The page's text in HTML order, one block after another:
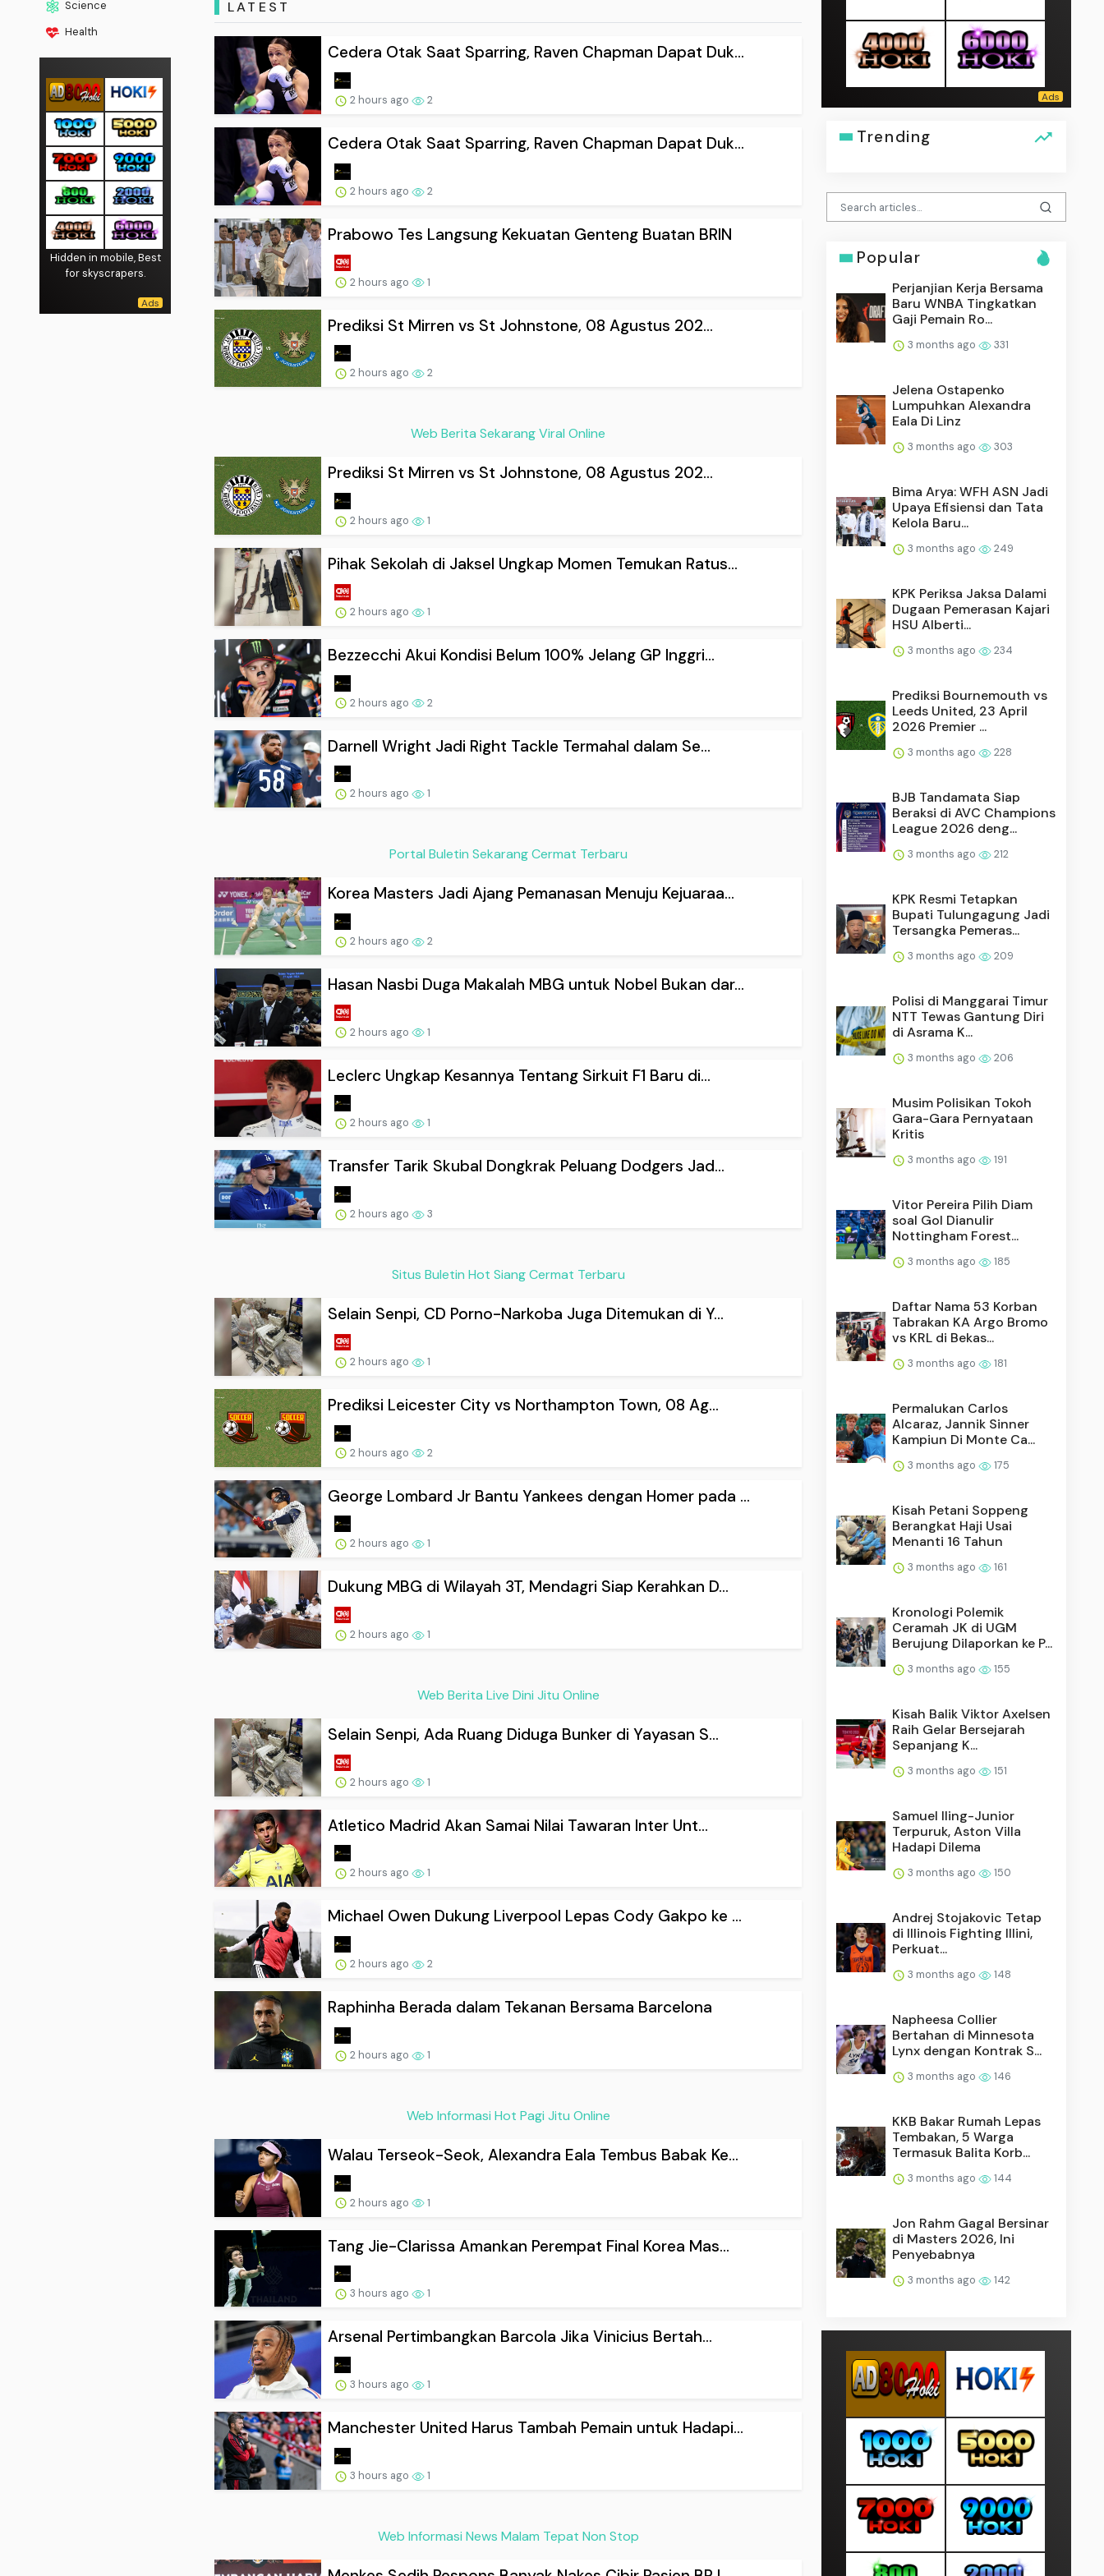
Science
Health
Hidden in mobile, Best
for skyscrapers.
LATEST
Cedera Otak Saat Sparring, Raven Chapman Dapat Duk...
2 hours ago 2
Cedera Otak Saat Sparring, Raven Chapman Dapat Duk...
2 hours ago 2
Prabowo Tes Langsung Kekuatan Genteng Buatan BRIN
2 hours ago 1
Prediksi St Mirren vs St Johnstone, 08 Agustus 202...
2 hours ago 2
Web Berita Sekarang Viral Online
Prediksi St Mirren vs St Johnstone, 08 Agustus 202...
2 hours ago 1
Pihak Sekolah di Jaksel Ungkap Momen Temukan Ratus...
2 hours ago 1
Bezzecchi Akui Kondisi Belum 100% Jelang GP Inggri...
2 hours ago 2
Darnell Wright Jadi Right Tackle Termahal dalam Se...
2 hours ago 1
Portal Buletin Sekarang Cermat Terbaru
Korea Masters Jadi Ajang Pemanasan Menuju Kejuaraa...
2 hours ago 2
Hasan Nasbi Duga Makalah MBG untuk Nobel Bukan dar...
2 hours ago 1
Leclerc Ungkap Kesannya Tentang Sirkuit F1 Baru di...
2 hours ago 1
Transfer Tarik Skubal Dongkrak Peluang Dodgers Jad...
2 hours ago 3
Situs Buletin Hot Siang Cermat Terbaru
Selain Senpi, CD Porno-Narkoba Juga Ditemukan di Y...
2 hours ago 1
Prediksi Leicester City vs Northampton Town, 08 Ag...
2 hours ago 2
George Lombard Jr Bantu Yankees dengan Homer pada ...
2 hours ago 1
Dukung MBG di Wilayah 3T, Mendagri Siap Kerahkan D...
2 hours ago 1
Web Berita Live Dini Jitu Online
Selain Senpi, Ada Ruang Diduga Bunker di Yayasan S...
2 hours ago 1
Atletico Madrid Akan Samai Nilai Tawaran Inter Unt...
2 hours ago 1
Michael Owen Dukung Liverpool Lepas Cody Gakpo ke ...
2 hours ago 2
Raphinha Berada dalam Tekanan Bersama Barcelona
2 hours ago 1
Web Informasi Hot Pagi Jitu Online
Walau Terseok-Seok, Alexandra Eala Tembus Babak Ke...
2 hours ago 1
Tang Jie-Clarissa Amankan Perempat Final Korea Mas...
3 hours ago 1
Arsenal Pertimbangkan Barcola Jika Vinicius Bertah...
3 hours ago 1
Manchester United Harus Tambah Pemain untuk Hadapi...
3 hours ago 1
Web Informasi News Malam Tepat Non Stop
Trending
Popular
Perjanjian Kerja Bersama
Baru WNBA Tingkatkan
Gaji Pemain Ro...
3 months ago 331
Jelena Ostapenko
Lumpuhkan Alexandra
Eala Di Linz
3 months ago 303
Bima Arya: WFH ASN Jadi
Upaya Efisiensi dan Tata
Kelola Baru...
3 months ago 249
KPK Periksa Jaksa Dalami
Dugaan Pemerasan Kajari
HSU Alberti...
3 months ago 234
Prediksi Bournemouth vs
Leeds United, 23 April
2026 Premier ...
3 months ago 228
BJB Tandamata Siap
Beraksi di AVC Champions
League 2026 deng...
3 months ago 212
KPK Resmi Tetapkan
Bupati Tulungagung Jadi
Tersangka Pemeras...
3 months ago 209
Polisi di Manggarai Timur
NTT Tewas Gantung Diri
di Asrama K...
3 months ago 206
Musim Polisikan Tokoh
Gara-Gara Pernyataan
Kritis
3 months ago 191
Vitor Pereira Pilih Diam
soal Gol Dianulir
Nottingham Forest...
3 months ago 185
Daftar Nama 53 Korban
Tabrakan KA Argo Bromo
vs KRL di Bekas...
3 months ago 181
Permalukan Carlos
Alcaraz, Jannik Sinner
Kampiun Di Monte Ca...
3 months ago 175
Kisah Petani Soppeng
Berangkat Haji Usai
Menanti 16 Tahun
3 months ago 161
Kronologi Polemik
Ceramah JK di UGM
Berujung Dilaporkan ke P...
3 months ago 155
Kisah Balik Viktor Axelsen
Raih Gelar Bersejarah
Sepanjang K...
3 months ago 151
Samuel Iling-Junior
Terpuruk, Aston Villa
Hadapi Dilema
3 months ago 150
Andrej Stojakovic Tetap
di Illinois Fighting Illini,
Perkuat...
3 months ago 148
Napheesa Collier
Bertahan di Minnesota
Lynx dengan Kontrak S...
3 months ago 146
KKB Bakar Rumah Lepas
Tembakan, 5 Warga
Termasuk Balita Korb...
3 months ago 144
Jon Rahm Gagal Bersinar
di Masters 2026, Ini
Penyebabnya
3 months ago 142